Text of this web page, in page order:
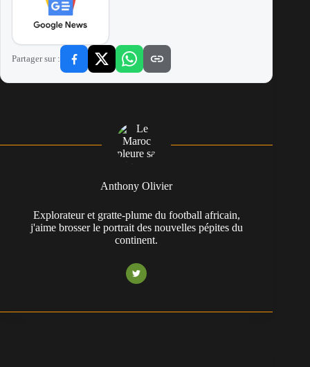
Partager sur :
Anthony Olivier
Explorateur et gratte-plume du football africain,
j'aime brosser le portrait des nouvelles pépites du
continent.